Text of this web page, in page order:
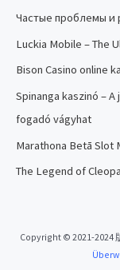
Частые проблемы и
Luckia Mobile – The
Bison Casino online
Spinanga kaszinó –
fogadó vágyhat
Marathona Betā Slot
The Legend of
Copyright © 2021-2024